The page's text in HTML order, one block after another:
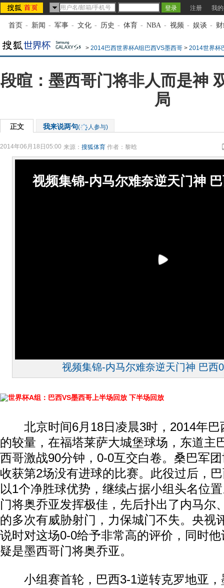
注册 我
首页 - 新闻 - 军事 - 文化 - 历史 - 体育 - NBA - 视频 - 娱谈 -
> 2014巴西世界杯A组巴西VS墨西哥 > 2014世界杯
段暄：墨西哥门将非人而是神
局
正文 我来说两句( 人参与)
2014年06月18日05:00 来源： 搜狐体育 作者：黎晗
视频集锦-内马尔难奈逆天门神
视频集锦-内马尔难奈逆天门神 巴西
世界杯A组：巴西VS墨西哥上半场回放 下半场回放
北京时间6月18日凌晨3时，2014年巴
的较量，在福塔莱萨大城堡球场，东道主
西哥激战90分钟，0-0互交白卷。桑巴军
收获第2场没有进球的比赛。此役过后，
以1个净胜球优势，继续占据小组头名位
门将奥乔亚发挥极佳，先后扑出了内马尔
的多次有威胁射门，力保城门不失。央视
说时对这场0-0给予非常高的评价，同时
疑是墨西哥门将奥乔亚。
小组赛首轮，巴西3-1逆转克罗地亚，